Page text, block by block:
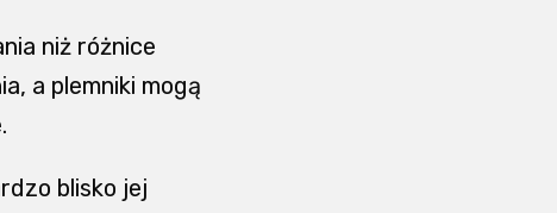
niż różnice
a plemniki mogą
blisko jej